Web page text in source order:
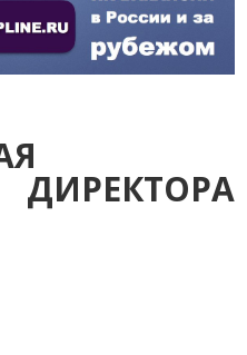
ДИРЕКТОРА